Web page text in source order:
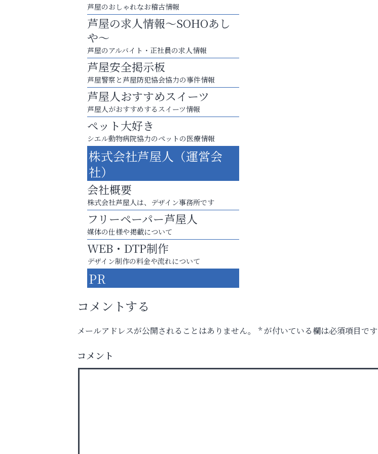
運動不足「動かない」を解消しませんか？
芦屋インターナショナルスク
ール
英語で育つ、世界が広がる！
トレファク出張買取
芦屋のおしゃれなお稽古情報
芦屋の求人情報～SOHOあし
や～
芦屋のアルバイト・正社員の求人情報
芦屋安全掲示板
芦屋警察と芦屋防犯協会協力の事件情報
芦屋人おすすめスイーツ
芦屋人がおすすめするスイーツ情報
ペット大好き
シエル動物病院協力のペットの医療情報
株式会社芦屋人（運営会
社）
会社概要
株式会社芦屋人は、デザイン事務所です
フリーペーパー芦屋人
媒体の仕様や掲載について
WEB・DTP制作
デザイン制作の料金や流れについて
PR
コメントする
メールアドレスが公開されることはありません。 *が付いている欄は必須項目です
コメント